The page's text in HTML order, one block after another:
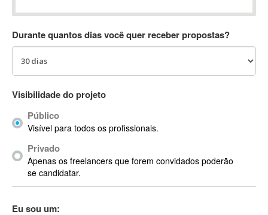
ACDSee
ACPI
Acrobat X
Acronis
ACT
Actian
Actimize
ActionScript
Active Directory
Durante quantos dias você quer receber propostas?
Visibilidade do projeto
Público
Visível para todos os profissionais.
Privado
Apenas os freelancers que forem convidados poderão
se candidatar.
Eu sou um: